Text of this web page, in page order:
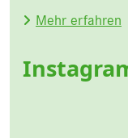
Mehr erfahren